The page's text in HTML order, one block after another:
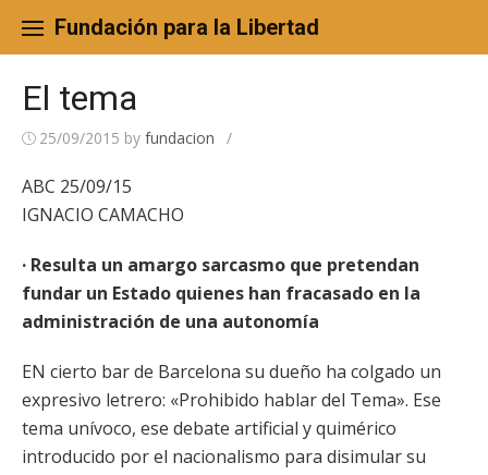
content
Fundación para la Libertad
El tema
25/09/2015 by fundacion /
ABC 25/09/15
IGNACIO CAMACHO
· Resulta un amargo sarcasmo que pretendan
fundar un Estado quienes han fracasado en la
administración de una autonomía
EN cierto bar de Barcelona su dueño ha colgado un
expresivo letrero: «Prohibido hablar del Tema». Ese
tema unívoco, ese debate artificial y quimérico
introducido por el nacionalismo para disimular su